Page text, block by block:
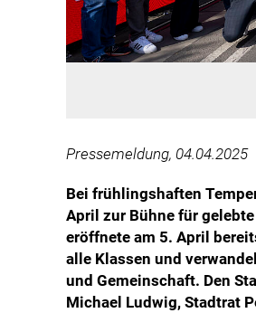
Pressemeldung, 04.04.2025
Bei frühlingshaften
April zur Bühne für
eröffnete am 5. April
alle Klassen und
und Gemeinschaft. Den
Michael Ludwig, Stadtrat